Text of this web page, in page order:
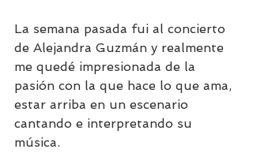
La semana pasada fui al concierto
de Alejandra Guzmán y realmente
me quedé impresionada de la
pasión con la que hace lo que ama,
estar arriba en un escenario
cantando e interpretando su
música.